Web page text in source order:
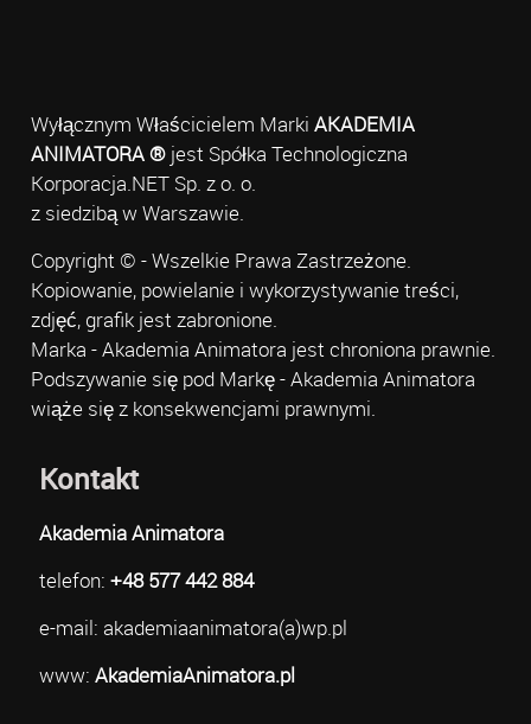
Wyłącznym Właścicielem Marki AKADEMIA
ANIMATORA ®jest Spółka Technologiczna
Korporacja.NET Sp. z o. o.
z siedzibą w Warszawie.
Copyright © - Wszelkie Prawa Zastrzeżone.
Kopiowanie, powielanie i wykorzystywanie treści,
zdjęć, grafik jest zabronione.
Marka - Akademia Animatora jest chroniona prawnie.
Podszywanie się pod Markę - Akademia Animatora
wiąże się z konsekwencjami prawnymi.
Kontakt
Akademia Animatora
telefon: +48 577 442 884
e-mail: akademiaanimatora(a)wp.pl
www: AkademiaAnimatora.pl